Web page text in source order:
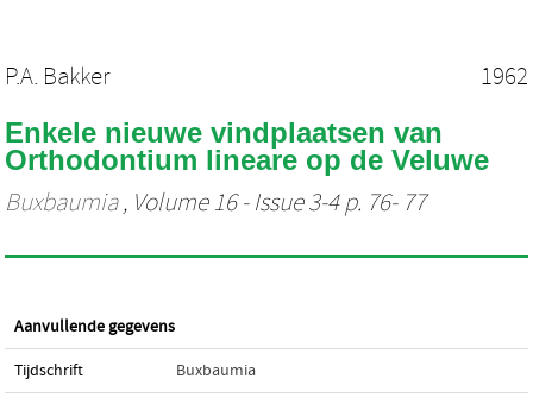
P.A. Bakker 1962
Enkele nieuwe vindplaatsen van
Orthodontium lineare op de Veluwe
Buxbaumia, Volume 16 - Issue 3-4 p. 76- 77
Aanvullende gegevens
Tijdschrift Buxbaumia